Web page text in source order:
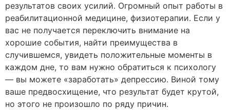
результатов своих усилий. Огромный опыт работы в
реабилитационной медицине, физиотерапии. Если у
вас не получается переключить внимание на
хорошие события, найти преимущества в
случившемся, увидеть положительные моменты в
каждом дне, то вам нужно обратиться к психологу
— вы можете «заработать» депрессию. Виной тому
ваше предвосхищение, что результат будет крутой,
но этого не произошло по ряду причин.